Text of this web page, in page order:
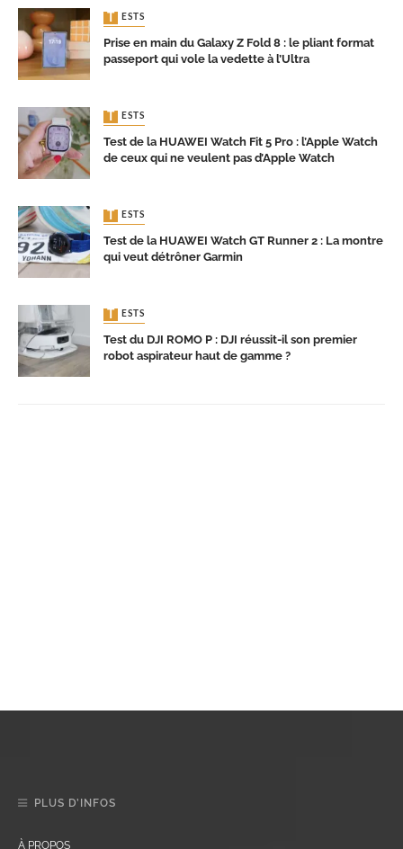
TESTS
Prise en main du Galaxy Z Fold 8 : le pliant format
passeport qui vole la vedette à l’Ultra
TESTS
Test de la HUAWEI Watch Fit 5 Pro : l’Apple Watch
de ceux qui ne veulent pas d’Apple Watch
TESTS
Test de la HUAWEI Watch GT Runner 2 : La montre
qui veut détrôner Garmin
TESTS
Test du DJI ROMO P : DJI réussit-il son premier
robot aspirateur haut de gamme ?
PLUS D’INFOS
À PROPOS